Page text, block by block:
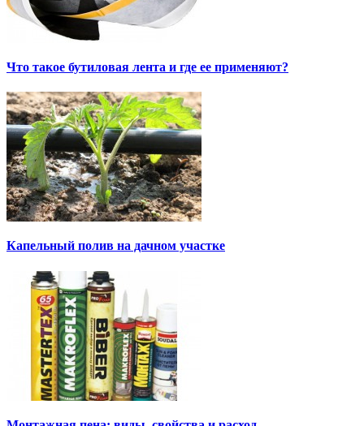
Что такое бутиловая лента и где ее применяют?
Капельный полив на дачном участке